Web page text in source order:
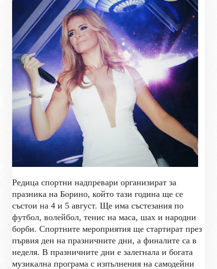
Редица спортни надпревари организират за
празника на Борино, който тази година ще се
състои на 4 и 5 август. Ще има състезания по
футбол, волейбол, тенис на маса, шах и народни
борби. Спортните мероприятия ще стартират през
първия ден на празничните дни, а финалите са в
неделя. В празничните дни е залегнала и богата
музикална програма с изпълнения на самодейни